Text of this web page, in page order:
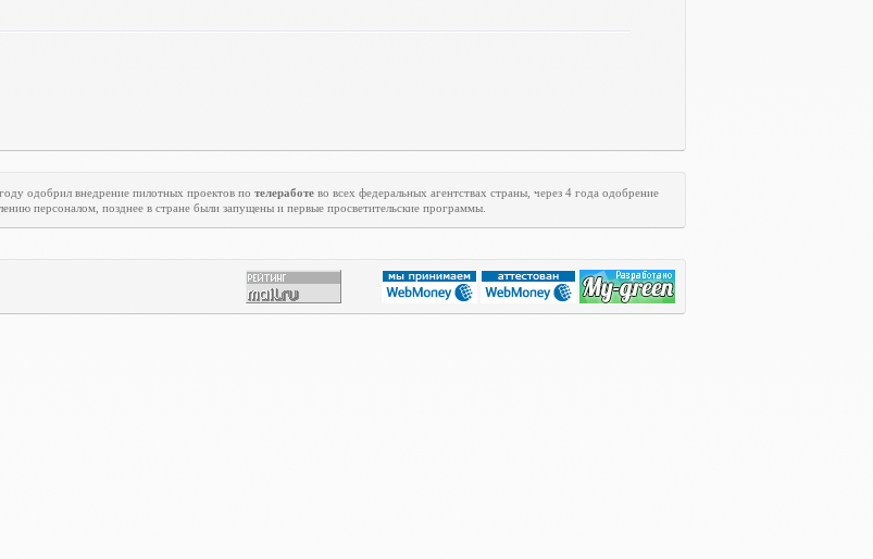
одобрил внедрение пилотных проектов по телеработе во всех федеральных агентствах страны, через 4 года одобрение
персоналом, позднее в стране были запущены и первые просветительские программы.